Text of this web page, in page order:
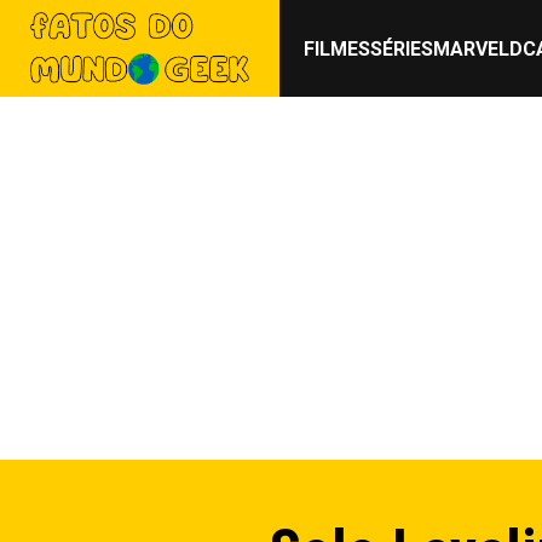
FILMESSÉRIESMARVELDC